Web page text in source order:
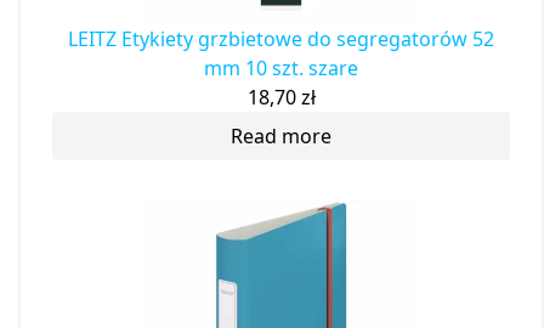
LEITZ Etykiety grzbietowe do segregatorów 52
mm 10 szt. szare
18,70zł
Read more